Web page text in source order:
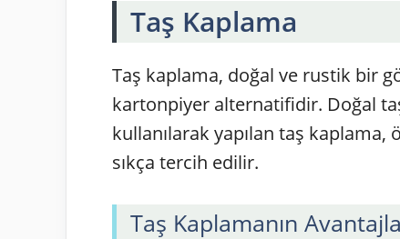
Taş Kaplama
Taş kaplama, doğal ve rustik bir
kartonpiyer alternatifidir. Doğal
kullanılarak yapılan taş
sıkça tercih edilir.
Taş Kaplamanın